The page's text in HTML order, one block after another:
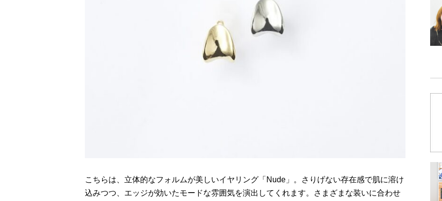
こちらは、立体的なフォルムが美しいイヤリング「Nude」。さりげない存在感で肌に溶け
込みつつ、エッジが効いたモードな雰囲気を演出してくれます。さまざまな装いに合わせ